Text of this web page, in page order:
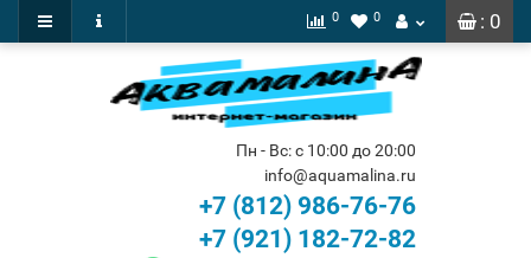
: 0
0 0
Пн - Вс: с 10:00 до 20:00
info@aquamalina.ru
+7 (812) 986-76-76
+7 (921) 182-72-82